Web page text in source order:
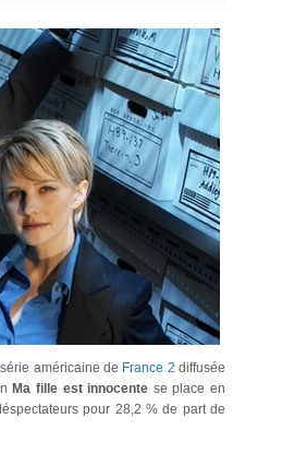
américaine de France 2 diffusée
Ma fille est innocente se place en
pour 28,2 % de part de